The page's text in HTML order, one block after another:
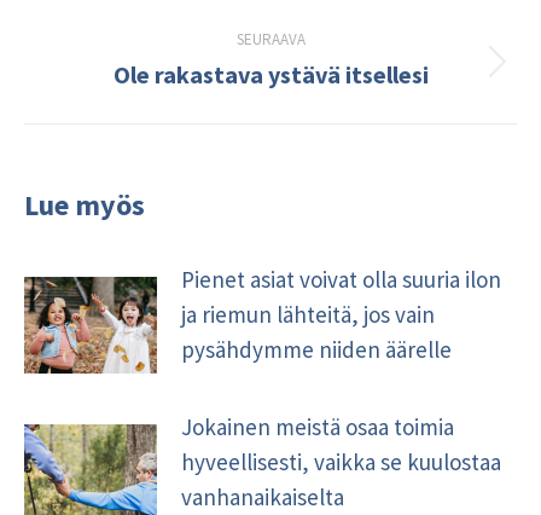
SEURAAVA
Seuraava
Ole rakastava ystävä itsellesi
Lue myös
Pienet asiat voivat olla suuria ilon
ja riemun lähteitä, jos vain
pysähdymme niiden äärelle
Jokainen meistä osaa toimia
hyveellisesti, vaikka se kuulostaa
vanhanaikaiselta